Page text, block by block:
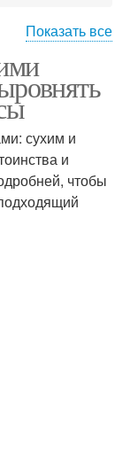
покраску
Показать все
сухим и
и
чтобы